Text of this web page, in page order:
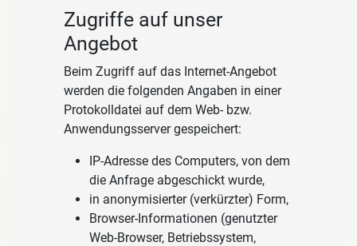
Zugriffe auf unser
Angebot
Beim Zugriff auf das Internet-Angebot
werden die folgenden Angaben in einer
Protokolldatei auf dem Web- bzw.
Anwendungsserver gespeichert:
IP-Adresse des Computers, von dem
die Anfrage abgeschickt wurde,
in anonymisierter (verkürzter) Form,
Browser-Informationen (genutzter
Web-Browser, Betriebssystem,